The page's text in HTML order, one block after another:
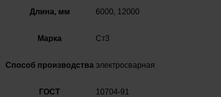
Длина, мм 6000, 12000
Марка Ст3
Способ производства электросварная
ГОСТ 10704-91